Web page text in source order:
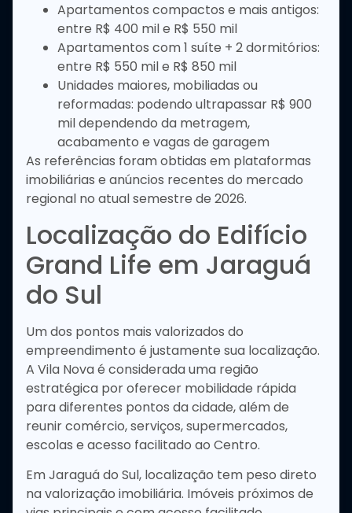
Apartamentos compactos e mais antigos:
entre R$ 400 mil e R$ 550 mil
Apartamentos com 1 suíte + 2 dormitórios:
entre R$ 550 mil e R$ 850 mil
Unidades maiores, mobiliadas ou
reformadas: podendo ultrapassar R$ 900
mil dependendo da metragem,
acabamento e vagas de garagem
As referências foram obtidas em plataformas
imobiliárias e anúncios recentes do mercado
regional no atual semestre de 2026.
Localização do Edifício
Grand Life em Jaraguá
do Sul
Um dos pontos mais valorizados do
empreendimento é justamente sua localização.
A Vila Nova é considerada uma região
estratégica por oferecer mobilidade rápida
para diferentes pontos da cidade, além de
reunir comércio, serviços, supermercados,
escolas e acesso facilitado ao Centro.
Em Jaraguá do Sul, localização tem peso direto
na valorização imobiliária. Imóveis próximos de